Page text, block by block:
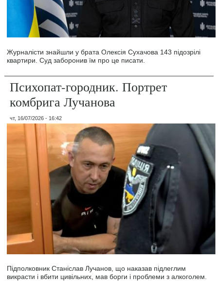
Журналісти знайшли у брата Олексія Сухачова 143 підозрілі
квартири. Суд заборонив їм про це писати.
Психопат-городник. Портрет
комбрига Лучанова
чт, 16/07/2026 - 16:42
Підполковник Станіслав Лучанов, що наказав підлеглим
викрасти і вбити цивільних, мав борги і проблеми з алкоголем.